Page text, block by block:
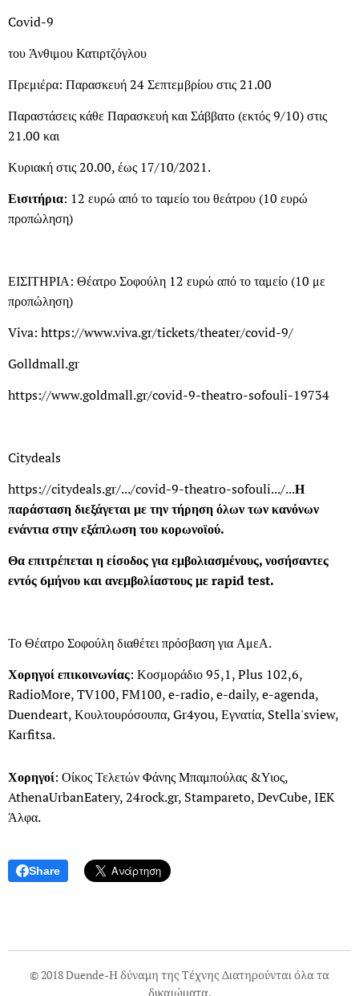
Covid-9
του Άνθιμου Κατιρτζόγλου
Πρεμιέρα: Παρασκευή 24 Σεπτεμβρίου στις 21.00
Παραστάσεις κάθε Παρασκευή και Σάββατο (εκτός 9/10) στις
21.00 και
Κυριακή στις 20.00, έως 17/10/2021.
Εισιτήρια: 12 ευρώ από το ταμείο του θεάτρου (10 ευρώ
προπώληση)
ΕΙΣΙΤΗΡΙΑ: Θέατρο Σοφούλη 12 ευρώ από το ταμείο (10 με
προπώληση)
Viva: https://www.viva.gr/tickets/theater/covid-9/
Golldmall.gr
https://www.goldmall.gr/covid-9-theatro-sofouli-19734
Citydeals
https://citydeals.gr/.../covid-9-theatro-sofouli.../...Η
παράσταση διεξάγεται με την τήρηση όλων των κανόνων
ενάντια στην εξάπλωση του κορωνοϊού.
Θα επιτρέπεται η είσοδος για εμβολιασμένους, νοσήσαντες
εντός 6μήνου και ανεμβολίαστους με rapid test.
Το Θέατρο Σοφούλη διαθέτει πρόσβαση για ΑμεΑ.
Χορηγοί επικοινωνίας: Κοσμοράδιο 95,1, Plus 102,6,
RadioMore, TV100, FM100, e-radio, e-daily, e-agenda,
Duendeart, Κουλτουρόσουπα, Gr4you, Εγνατία, Stella'sview,
Karfitsa.
Χορηγοί: Οίκος Τελετών Φάνης Μπαμπούλας &Υιος,
AthenaUrbanEatery, 24rock.gr, Stampareto, DevCube, IEK
Άλφα.
Share
© 2018 Duende-Η δύναμη της Τέχνης Διατηρούνται όλα τα
δικαιώματα.